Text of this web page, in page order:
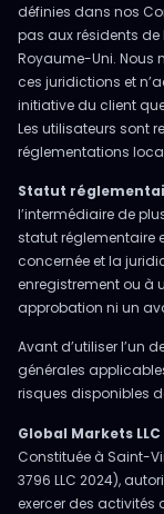
définies dans nos
pas aux résidents de
Royaume-Uni. Nous
ces juridictions et
initiative du client
Les utilisateurs sont
réglementations
Statut
l’intermédiaire de
statut réglementaire
concernée et la
enregistrement ou à
approbation ni un
Avant d’utiliser l’un
générales
risques disponibles
Global Markets LLC
Constituée à Saint-
3796 LLC 2024),
exercer des activités